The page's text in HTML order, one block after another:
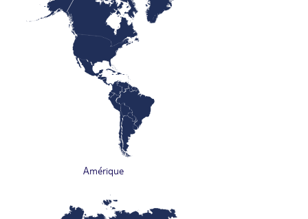
Amérique